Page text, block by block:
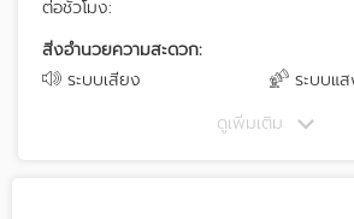
ต่อชั่วโมง:
สิ่งอำนวยความสะดวก:
ระบบเสียง
ระบบแ
ดูเพิ่มเติม